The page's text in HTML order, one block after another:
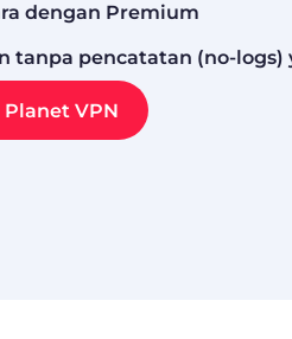
dengan Premium
tanpa pencatatan (no-logs)
VPN